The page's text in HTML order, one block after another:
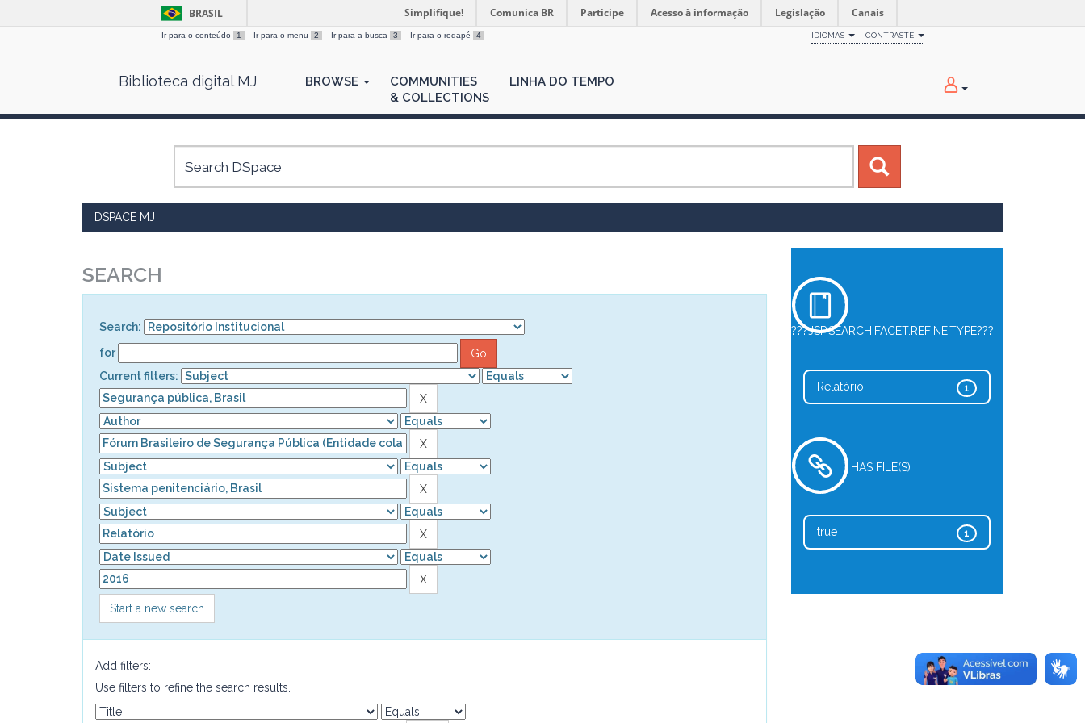
BRASIL Simplifique! Comunica BR Participe Acesso à informação Legislação Canais
Ir para o conteúdo 1 Ir para o menu 2 Ir para a busca 3 Ir para o rodapé 4 IDIOMAS CONTRASTE
Biblioteca digital MJ BROWSE
COMMUNITIES
& COLLECTIONS
LINHA DO TEMPO
DSPACE MJ
SEARCH
Search:
for
Current filters:
Start a new search
Add filters:
Use filters to refine the search results.
???JSP.SEARCH.FACET.REFINE.TYPE???
1
Relatório
HAS FILE(S)
1
true